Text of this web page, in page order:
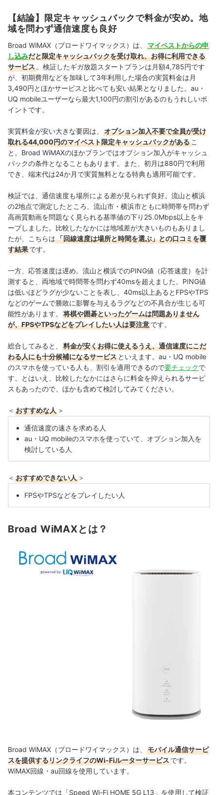
ア・インターネットプロバイダーなどの通信会社を専門
に担当しており、格安SIMやホームルーターを実際に回線
契約し各社の料金プランや通信速度の比較を行うととも
に、モバイルだけでなく10社以上の戸建て・マンション
向けの光回線の通信速度・速度制限も調査している。 ま
た通信サービスだけでなく、ファイナンシャルプランナ
ーの視点含めて電気代など固定費支出見直しのガイドも
している。
高山健次のプロフィール
【結論】限定キャッシュバックで料金が安め。地
域を問わず通信速度も良好
Broad WiMAX（ブロードワイマックス）は、
マイベストからの申
し込みだと限定キャッシュバックを受け取れ、お得に利用できる
サービス 。検証したギガ放題スタートプランは月額4,785円です
が、初期費用などを加味して3年利用した場合の実質料金は月
3,490円とほかサービスと比べても安い結果となりました。au・
UQ mobileユーザーなら最大1,100円の割引があるのもうれしいポ
イントです。
実質料金が安い大きな要因は、
オプション加入不要で全員が受け
取れる44,000円のマイベスト限定キャッシュバックがある こ
と。Broad WiMAXのほかプランではオプション加入がキャッシュ
バックの条件となることもあります。また、初月は880円で利用
でき、端末代は24か月で実質無料となる特典も適用可能です。
検証では、通信速度も場所による差が見られず良好。流山と横浜
の2地点で測定したところ、流山市・横浜市ともに時間帯を問わず
高画質動画を問題なく見られる基準値の下り25.0Mbps以上をキ
ープしました。比較したなかには地域差が大きいものもありまし
たが、こちらは「回線速度は場所と時間を選ぶ」との口コミを覆
す結果です。
一方、応答速度は遅め。流山と横浜でのPING値（応答速度）を計
測すると、両地域で時間帯を問わず40msを超えました。PING値
は低いほどラグが少ないことを表し、40ms以上あるとFPSやTPS
などのゲームで勝敗に影響を与えるラグなどの不具合が生じる可
能性があります。
将棋や囲碁といったゲームは問題ありません
が、FPSやTPSなどをプレイしたい人は要注意です。
総合してみると、
料金が安くお得に使えるうえ、通信速度にこだ
わる人にも十分候補になるサービス といえます。 au・UQ mobile
のスマホを使っている人も、割引を適用できるので要チェックで
す。とはいえ、比較したなかにはさらに料金を抑えられるサービ
スもあったので、ほかも含めて検討してみてください。
＜ おすすめな人 ＞
通信速度の速さを求める人
au・UQ mobileのスマホを使っていて、オプション加入を
検討している人
＜ おすすめできない人 ＞
FPSやTPSなどをプレイしたい人
Broad WiMAXとは？
Broad WiMAX（ブロードワイマックス）は、
モバイル通信サービ
スを提供するリンクライフのWi-Fiルーターサービスです。
WiMAX回線・au回線を使用しています。
本コンテンツでは「Speed Wi-Fi HOME 5G L13」を使用して検証